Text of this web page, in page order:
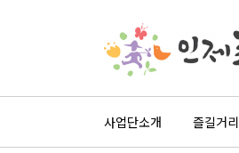
사업단소개 즐길거리